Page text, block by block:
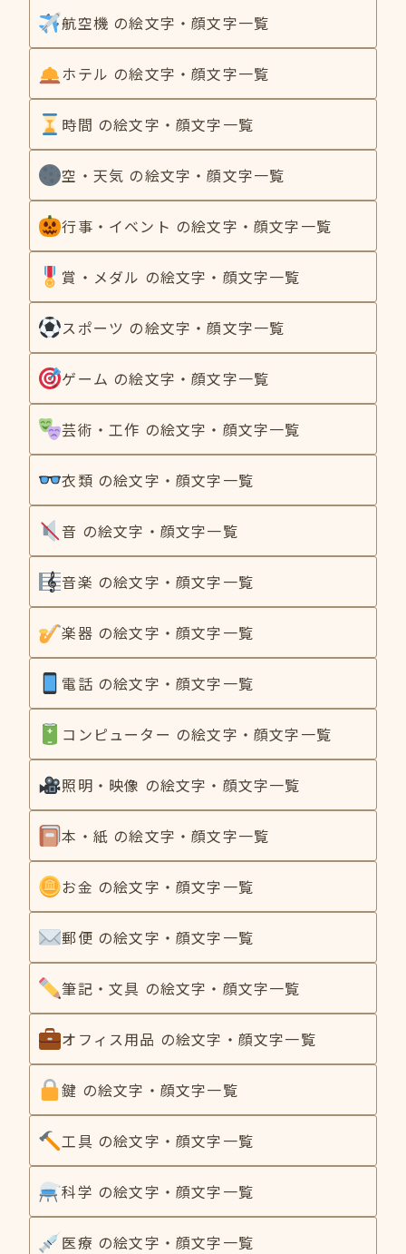
航空機 の絵文字・顔文字一覧
ホテル の絵文字・顔文字一覧
時間 の絵文字・顔文字一覧
空・天気 の絵文字・顔文字一覧
行事・イベント の絵文字・顔文字一覧
賞・メダル の絵文字・顔文字一覧
スポーツ の絵文字・顔文字一覧
ゲーム の絵文字・顔文字一覧
芸術・工作 の絵文字・顔文字一覧
衣類 の絵文字・顔文字一覧
音 の絵文字・顔文字一覧
音楽 の絵文字・顔文字一覧
楽器 の絵文字・顔文字一覧
電話 の絵文字・顔文字一覧
コンピューター の絵文字・顔文字一覧
照明・映像 の絵文字・顔文字一覧
本・紙 の絵文字・顔文字一覧
お金 の絵文字・顔文字一覧
郵便 の絵文字・顔文字一覧
筆記・文具 の絵文字・顔文字一覧
オフィス用品 の絵文字・顔文字一覧
鍵 の絵文字・顔文字一覧
工具 の絵文字・顔文字一覧
科学 の絵文字・顔文字一覧
医療 の絵文字・顔文字一覧